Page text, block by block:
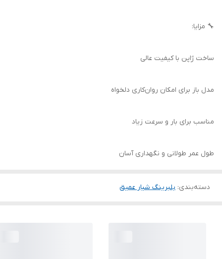
🔧 مزایا:
ساخت ژاپن با کیفیت عالی
مدل باز برای امکان روان‌کاری دلخواه
مناسب برای بار و سرعت زیاد
طول عمر طولانی و نگهداری آسان
دسته‌بندی: بلبرینگ شیار عمیق